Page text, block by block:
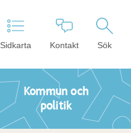
Sidkarta Kontakt Sök
Kommun och
politik